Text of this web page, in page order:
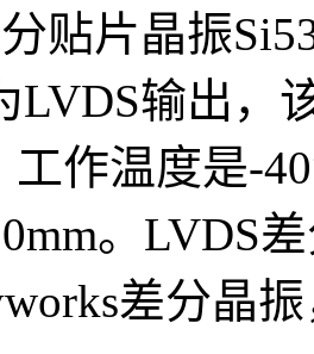
贴片晶振
LVDS输出，
工作温度是-
。LVDS
差分晶